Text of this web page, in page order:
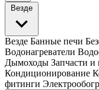
Везде
Везде Банные печи
Водонагреватели
Дымоходы Запчасти и
Кондиционирование
фитинги